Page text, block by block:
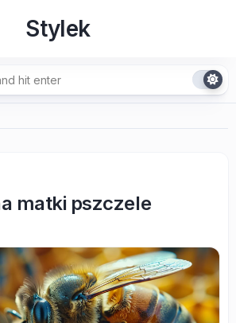
Stylek
matki pszczele